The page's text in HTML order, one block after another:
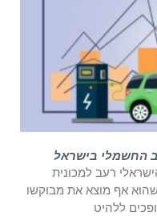
רעב למכונית
אף מוצא את מבוקשו
ללהיט